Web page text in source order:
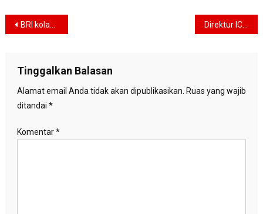
Navigasi
BRI kolaborasi startup tingkatkan inklusi keuangan Direktur ICT Indonesia : Registrasi SIM pakai pengenal wajah, perlu jaminan keamanan data
Tinggalkan Balasan
Alamat email Anda tidak akan dipublikasikan. Ruas yang wajib
ditandai *
Komentar*